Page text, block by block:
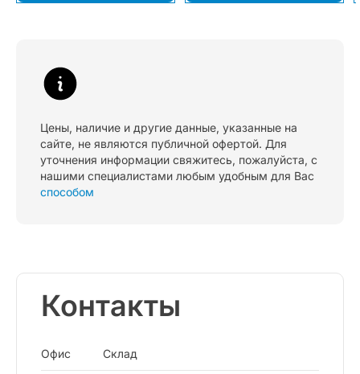
Цены, наличие и другие данные, указанные на
сайте, не являются публичной офертой. Для
уточнения информации свяжитесь, пожалуйста, с
нашими специалистами любым удобным для Вас
способом
Контакты
Офис Склад